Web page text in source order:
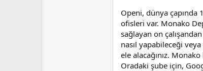
Openi, dünya çapında
ofisleri var. Monako
sağlayan on
nasıl yapabileceği
ele alacağınız.
Oradaki şube için,